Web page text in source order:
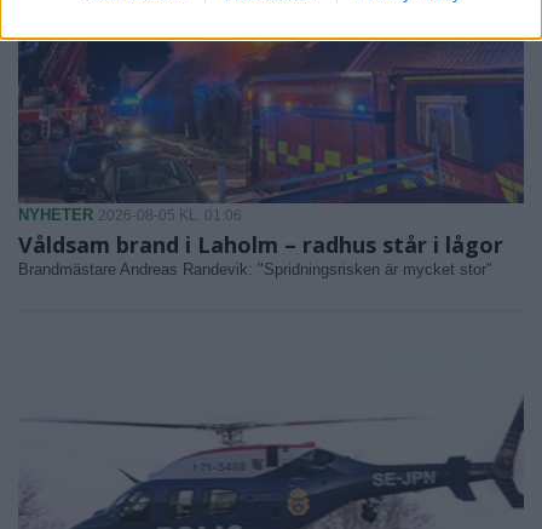
NYHETER 2026-08-05 KL. 01:06
Våldsam brand i Laholm – radhus står i lågor
Brandmästare Andreas Randevik: "Spridningsrisken är mycket stor"